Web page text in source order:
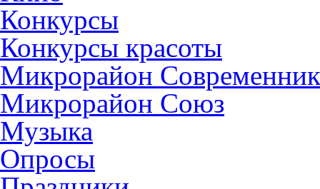
Конкурсы
Конкурсы красоты
Микрорайон Современник
Микрорайон Союз
Музыка
Опросы